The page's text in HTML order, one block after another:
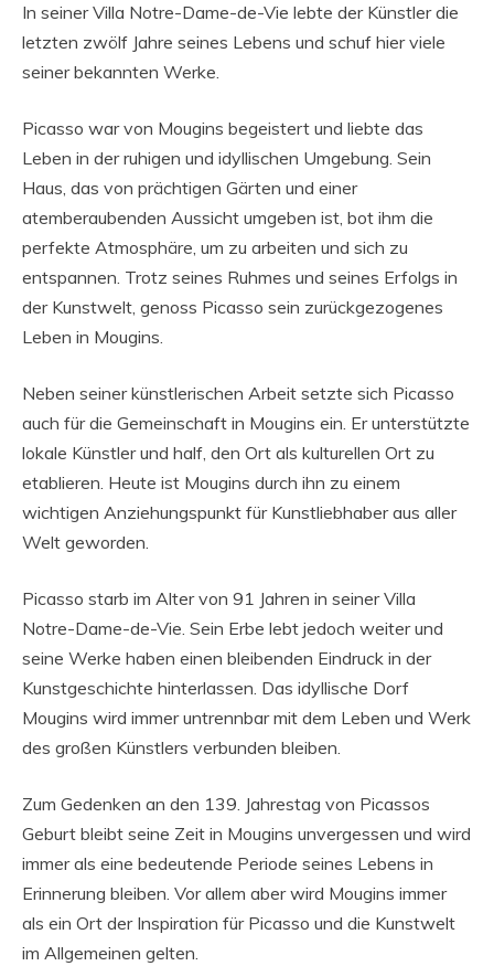
In seiner Villa Notre-Dame-de-Vie lebte der Künstler die
letzten zwölf Jahre seines Lebens und schuf hier viele
seiner bekannten Werke.
Picasso war von Mougins begeistert und liebte das
Leben in der ruhigen und idyllischen Umgebung. Sein
Haus, das von prächtigen Gärten und einer
atemberaubenden Aussicht umgeben ist, bot ihm die
perfekte Atmosphäre, um zu arbeiten und sich zu
entspannen. Trotz seines Ruhmes und seines Erfolgs in
der Kunstwelt, genoss Picasso sein zurückgezogenes
Leben in Mougins.
Neben seiner künstlerischen Arbeit setzte sich Picasso
auch für die Gemeinschaft in Mougins ein. Er unterstützte
lokale Künstler und half, den Ort als kulturellen Ort zu
etablieren. Heute ist Mougins durch ihn zu einem
wichtigen Anziehungspunkt für Kunstliebhaber aus aller
Welt geworden.
Picasso starb im Alter von 91 Jahren in seiner Villa
Notre-Dame-de-Vie. Sein Erbe lebt jedoch weiter und
seine Werke haben einen bleibenden Eindruck in der
Kunstgeschichte hinterlassen. Das idyllische Dorf
Mougins wird immer untrennbar mit dem Leben und Werk
des großen Künstlers verbunden bleiben.
Zum Gedenken an den 139. Jahrestag von Picassos
Geburt bleibt seine Zeit in Mougins unvergessen und wird
immer als eine bedeutende Periode seines Lebens in
Erinnerung bleiben. Vor allem aber wird Mougins immer
als ein Ort der Inspiration für Picasso und die Kunstwelt
im Allgemeinen gelten.